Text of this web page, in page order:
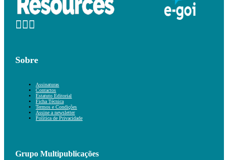
Sobre
Assinaturas
Contactos
Estatuto Editorial
Ficha Técnica
Termos e Condições
Assine a newsletter
Política de Privacidade
Grupo Multipublicações